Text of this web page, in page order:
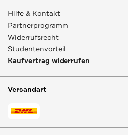
Hilfe & Kontakt
Partnerprogramm
Widerrufsrecht
Studentenvorteil
Kaufvertrag widerrufen
Versandart